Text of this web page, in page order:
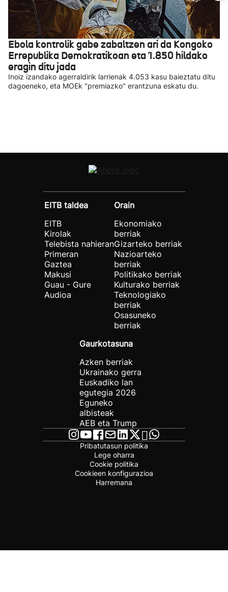
Ebola kontrolik gabe zabaltzen ari da Kongoko
Errepublika Demokratikoan eta 1.850 hildako
eragin ditu jada
Inoiz izandako agerraldirik larrienak 4.053 kasu baieztatu ditu
dagoeneko, eta MOEk "premiazko" erantzuna eskatu du.
EITB taldea
EITB
Kirolak
Telebista nahieran
Primeran
Gaztea
Makusi
Guau - Gure
Audioa
Orain
Ekonomiako
berriak
Gizarteko berriak
Nazioarteko
berriak
Politikako berriak
Kulturako berriak
Teknologiako
berriak
Osasuneko
berriak
Gaurkotasuna
Azken berriak
Ukrainako gerra
Euskadiko lan
egutegia 2026
Eguneko
albisteak
AEB eta Trump
Pribatutasun politika
Lege oharra
Cookie politika
Cookieen konfigurazioa
Harremana